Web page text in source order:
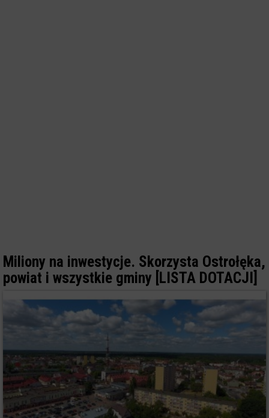
Miliony na inwestycje. Skorzysta Ostrołęka,
powiat i wszystkie gminy [LISTA DOTACJI]